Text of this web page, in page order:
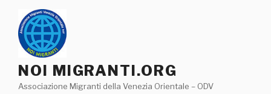
contenuto
NOI MIGRANTI.ORG
Associazione Migranti della Venezia Orientale – ODV